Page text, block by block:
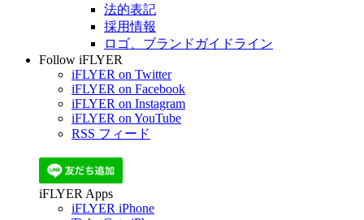
法的表記
採用情報
ロゴ、ブランドガイドライン
Follow iFLYER
iFLYER on Twitter
iFLYER on Facebook
iFLYER on Instagram
iFLYER on YouTube
RSS フィード
iFLYER Apps
iFLYER iPhone